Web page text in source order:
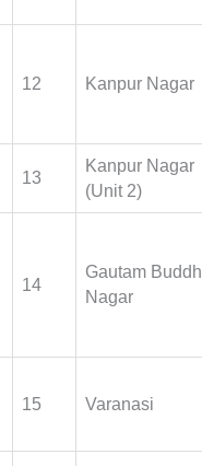
12 Kanpur Nagar
13
Kanpur Nagar
(Unit 2)
14
Gautam Buddh
Nagar
15 Varanasi